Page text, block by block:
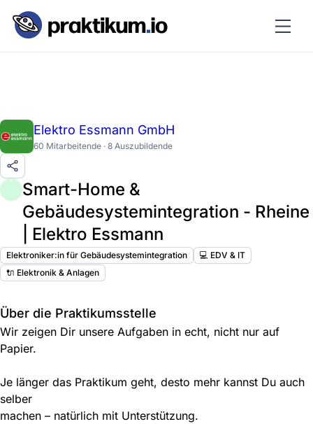
Elektro Essmann GmbH
60 Mitarbeitende · 8 Auszubildende
Smart-Home &
Gebäudesystemintegration - Rheine
| Elektro Essmann
Elektroniker:in für Gebäudesystemintegration
💻 EDV & IT
🔌 Elektronik & Anlagen
Über die Praktikumsstelle
Wir zeigen Dir unsere Aufgaben in echt, nicht nur auf
Papier.
Je länger das Praktikum geht, desto mehr kannst Du auch
selber
machen – natürlich mit Unterstützung.